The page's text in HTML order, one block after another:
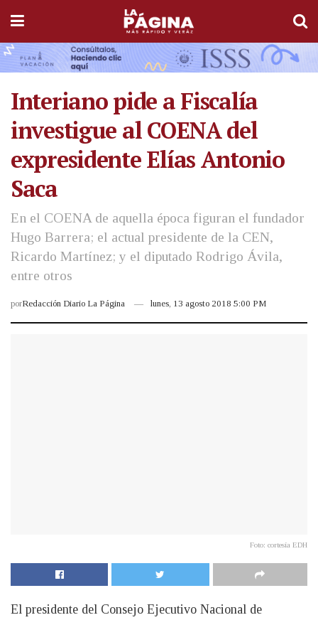
Interiano pide a Fiscalía
investigue al COENA del
expresidente Elías Antonio
Saca
En el COENA de aquella época figuran el fundador
Hugo Barrera; el actual presidente de la CEN,
Ricardo Martínez; y el diputado Rodrigo Ávila,
entre otros
porRedacción Diario La Página lunes, 13 agosto 2018 5:00 PM
Foto: cortesía EDH
El presidente del Consejo Ejecutivo Nacional de